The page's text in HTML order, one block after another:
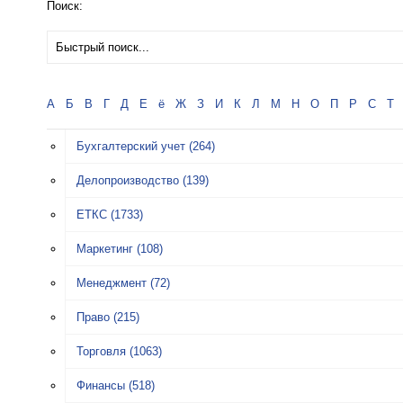
Поиск:
А Б В Г Д Е ё Ж З И К Л М Н О П Р С Т
Бухгалтерский учет (264)
Делопроизводство (139)
ЕТКС (1733)
Маркетинг (108)
Менеджмент (72)
Право (215)
Торговля (1063)
Финансы (518)